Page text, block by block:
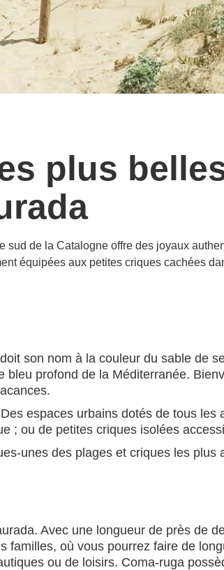
plus
sud de la Catalogne offre des joyaux
équipées aux petites criques cachées
son nom à la couleur du sable de
profond de la Méditerranée.
espaces urbains dotés de tous les
; ou de petites criques isolées
unes des plages et criques les plus
Avec une longueur de près de
familles, où vous pourrez faire de
ou de loisirs. Coma-ruga